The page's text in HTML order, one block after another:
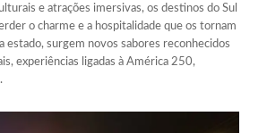
e atrações imersivas, os destinos do Sul
o charme e a hospitalidade que os tornam
estado, surgem novos sabores reconhecidos
experiências ligadas à América 250,